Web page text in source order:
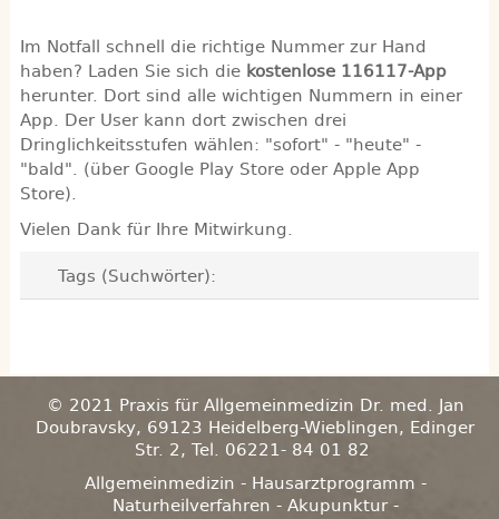
Im Notfall schnell die richtige Nummer zur Hand
haben? Laden Sie sich die kostenlose 116117-App
herunter. Dort sind alle wichtigen Nummern in einer
App. Der User kann dort zwischen drei
Dringlichkeitsstufen wählen: "sofort" - "heute" -
"bald". (über Google Play Store oder Apple App
Store).
Vielen Dank für Ihre Mitwirkung.
Tags (Suchwörter):
© 2021 Praxis für Allgemeinmedizin Dr. med. Jan
Doubravsky, 69123 Heidelberg-Wieblingen, Edinger
Str. 2, Tel. 06221- 84 01 82
Allgemeinmedizin - Hausarztprogramm -
Naturheilverfahren - Akupunktur -